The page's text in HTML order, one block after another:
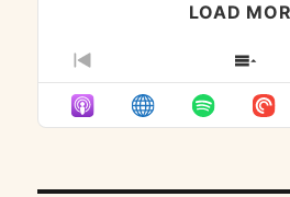
LOAD
PREVIOUS
EPISODE
LIST